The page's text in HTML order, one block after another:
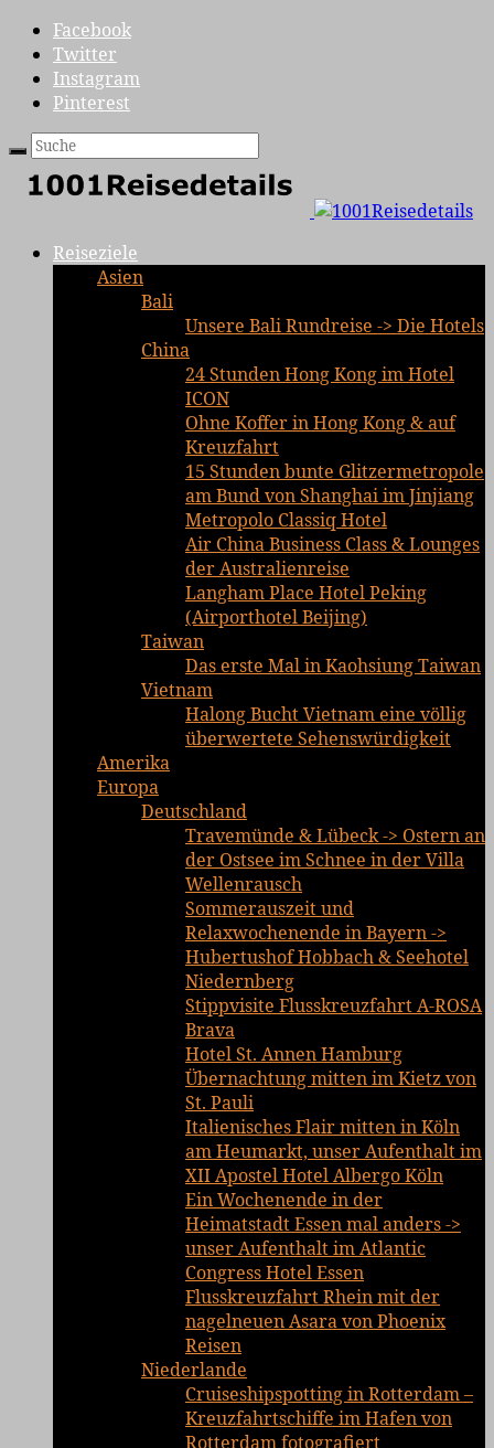
Facebook
Twitter
Instagram
Pinterest
Reiseziele
Asien
Bali
Unsere Bali Rundreise -> Die Hotels
China
24 Stunden Hong Kong im Hotel
ICON
Ohne Koffer in Hong Kong & auf
Kreuzfahrt
15 Stunden bunte Glitzermetropole
am Bund von Shanghai im Jinjiang
Metropolo Classiq Hotel
Air China Business Class & Lounges
der Australienreise
Langham Place Hotel Peking
(Airporthotel Beijing)
Taiwan
Das erste Mal in Kaohsiung Taiwan
Vietnam
Halong Bucht Vietnam eine völlig
überwertete Sehenswürdigkeit
Amerika
Europa
Deutschland
Travemünde & Lübeck -> Ostern an
der Ostsee im Schnee in der Villa
Wellenrausch
Sommerauszeit und
Relaxwochenende in Bayern ->
Hubertushof Hobbach & Seehotel
Niedernberg
Stippvisite Flusskreuzfahrt A-ROSA
Brava
Hotel St. Annen Hamburg
Übernachtung mitten im Kietz von
St. Pauli
Italienisches Flair mitten in Köln
am Heumarkt, unser Aufenthalt im
XII Apostel Hotel Albergo Köln
Ein Wochenende in der
Heimatstadt Essen mal anders ->
unser Aufenthalt im Atlantic
Congress Hotel Essen
Flusskreuzfahrt Rhein mit der
nagelneuen Asara von Phoenix
Reisen
Niederlande
Cruiseshipspotting in Rotterdam –
Kreuzfahrtschiffe im Hafen von
Rotterdam fotografiert